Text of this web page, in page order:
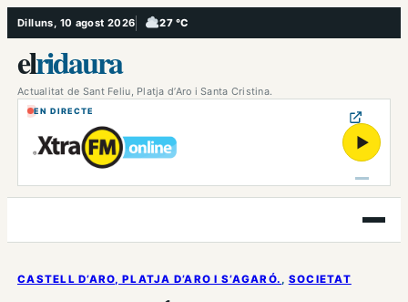
Vés
al
contingut
Dilluns, 10 agost 2026 27 °C
, Ennuvolat
elridaura
Actualitat de Sant Feliu, Platja d’Aro i Santa Cristina.
EN DIRECTE
▶
Obre
el
CASTELL D’ARO, PLATJA D’ARO I S’AGARÓ. , SOCIETAT